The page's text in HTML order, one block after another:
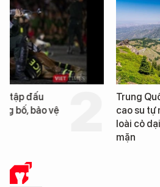
Trung Quốc phát hiện “mỏ
cao su tự nhiên” từ một
Y TẾ